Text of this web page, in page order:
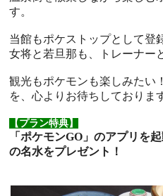
す。
当館もポケストップとして登
女将と若旦那も、トレーナー
観光もポケモンも楽しみたい
を、心よりお待ちしておりま
【プラン特典】
「ポケモンGO」のアプリを
の名水をプレゼント！